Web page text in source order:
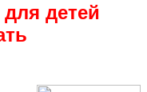
детей